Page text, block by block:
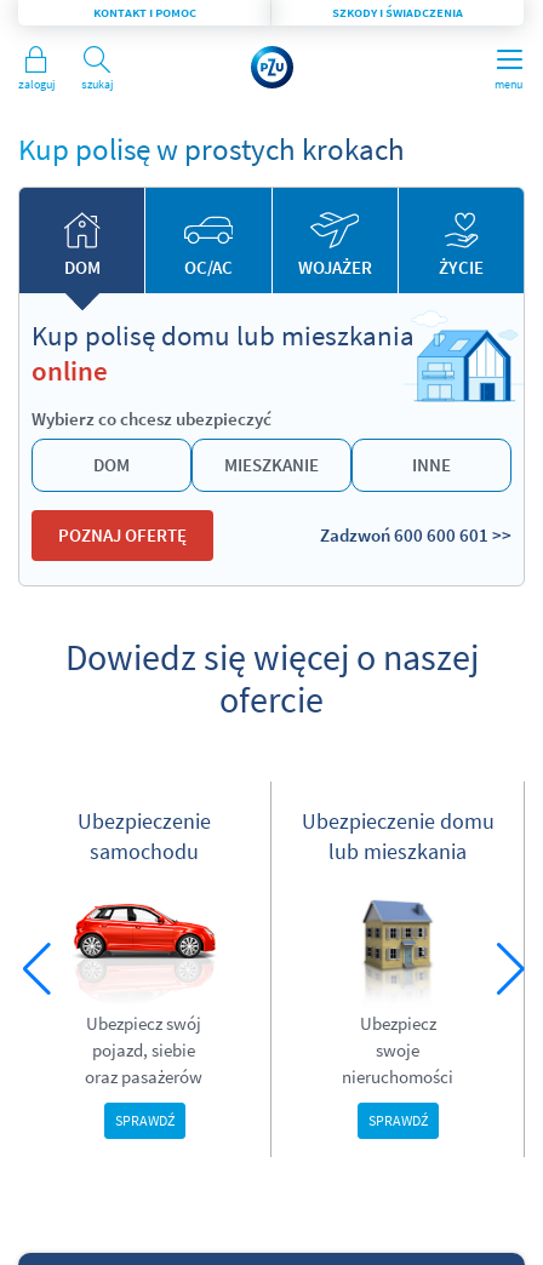
menu
Szukaj
KONTAKT I POMOC SZKODY I ŚWIADCZENIA
Zaloguj
Kup polisę w prostych krokach
DOM OC/AC WOJAŻER ŻYCIE
Kup polisę domu lub mieszkania
online
Wybierz co chcesz ubezpieczyć
DOM
MIESZKANIE INNE
POZNAJ OFERTĘ Zadzwoń600 600 601 >>
wyświetlany
kliknięciem.
Dowiedz się więcej o naszej
ofercie
Ubezpieczenie
samochodu
Ubezpiecz swój
pojazd, siebie
oraz pasażerów
SPRAWDŹ
Ubezpieczenie domu
lub mieszkania
Ubezpiecz
swoje
nieruchomości
SPRAWDŹ